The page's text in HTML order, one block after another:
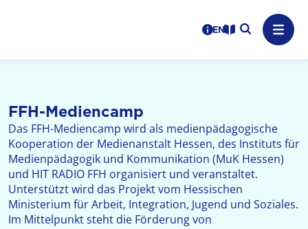
Logo: LPR Medienanstalt Hessen, Claim: Medien,
Benutzerhinweise
informations in
Leichte Sprache
Suche
FFH-Mediencamp
Das FFH-Mediencamp wird als medienpädagogische
Kooperation der Medienanstalt Hessen, des Instituts für
Medienpädagogik und Kommunikation (MuK Hessen)
und HIT RADIO FFH organisiert und veranstaltet.
Unterstützt wird das Projekt vom Hessischen
Ministerium für Arbeit, Integration, Jugend und Soziales.
Im Mittelpunkt steht die Förderung von